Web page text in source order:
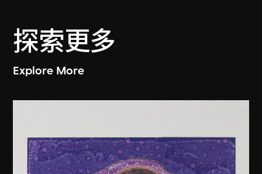
探索更多
Explore More